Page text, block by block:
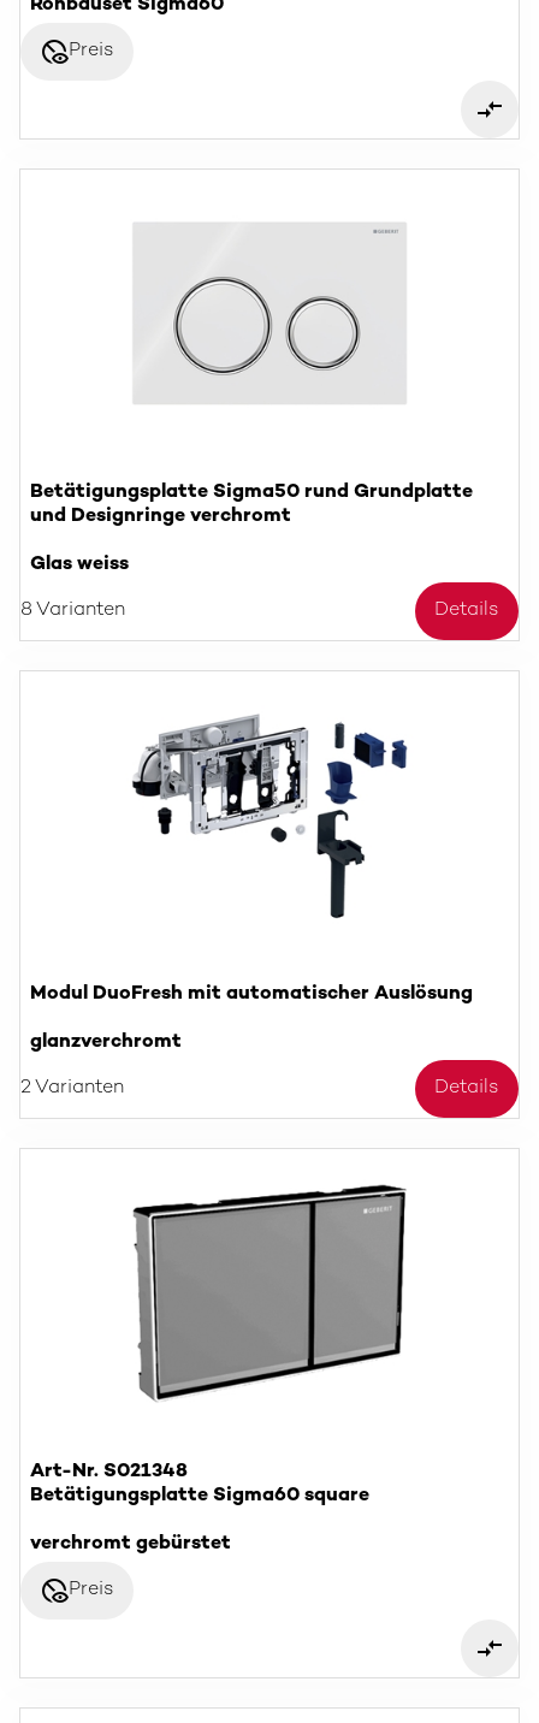
Rohbauset Sigma60
disabled_visiblePreis
Betätigungsplatte Sigma50 rund Grundplatte
und Designringe verchromt
Glas weiss
8 Varianten Details
Modul DuoFresh mit automatischer Auslösung
glanzverchromt
2 Varianten Details
Art-Nr. S021348
Betätigungsplatte Sigma60 square
verchromt gebürstet
disabled_visiblePreis